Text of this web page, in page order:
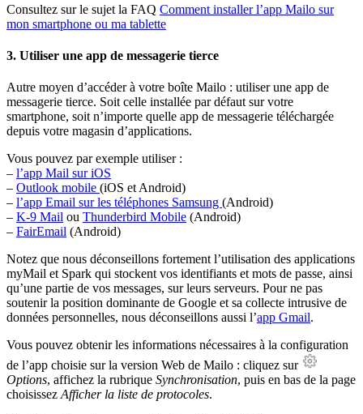
Consultez sur le sujet la FAQ Comment installer l’app Mailo sur
mon smartphone ou ma tablette
3. Utiliser une app de messagerie tierce
Autre moyen d’accéder à votre boîte Mailo : utiliser une app de
messagerie tierce. Soit celle installée par défaut sur votre
smartphone, soit n’importe quelle app de messagerie téléchargée
depuis votre magasin d’applications.
Vous pouvez par exemple utiliser :
– l’app Mail sur iOS
– Outlook mobile (iOS et Android)
– l’app Email sur les téléphones Samsung (Android)
– K-9 Mail ou Thunderbird Mobile (Android)
– FairEmail (Android)
Notez que nous déconseillons fortement l’utilisation des applications
myMail et Spark qui stockent vos identifiants et mots de passe, ainsi
qu’une partie de vos messages, sur leurs serveurs. Pour ne pas
soutenir la position dominante de Google et sa collecte intrusive de
données personnelles, nous déconseillons aussi l’app Gmail.
Vous pouvez obtenir les informations nécessaires à la configuration
de l’app choisie sur la version Web de Mailo : cliquez sur
Options, affichez la rubrique Synchronisation, puis en bas de la page
choisissezAfficher la liste de protocoles.